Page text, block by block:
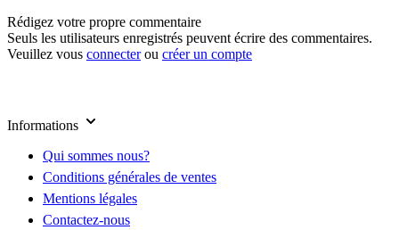
Rédigez votre propre commentaire
Seuls les utilisateurs enregistrés peuvent écrire des commentaires.
Veuillez vous connecterou créer un compte
Informations
Qui sommes nous?
Conditions générales de ventes
Mentions légales
Contactez-nous